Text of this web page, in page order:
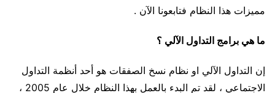
مميزات هذا النظام فتابعونا الآن .
ما هي برامج التداول الآلي ؟
إن التداول الآلي او نظام نسخ الصفقات هو أحد أنظمة التداول
الاجتماعي ، لقد تم البدء بالعمل بهذا النظام خلال عام 2005 ،